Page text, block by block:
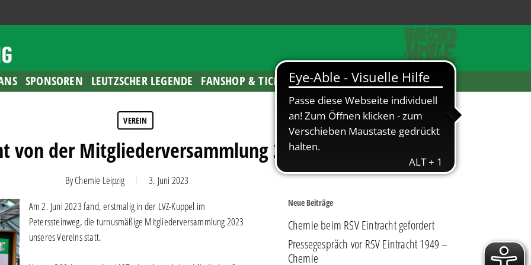
SPONSOREN LEUTZSCHER LEGENDE FANSHOP & TICKETS
VEREIN
von der Mitgliederversammlung 2023
ByChemie Leipzig 3. Juni 2023
Am 2. Juni 2023 fand, erstmalig in der LVZ-Kuppel im
Peterssteinweg, die turnusmäßige Mitgliederversammlung 2023
unseres Vereins statt.
Neue Beiträge
Chemie beim RSV Eintracht gefordert
Pressegespräch vor RSV Eintracht 1949 –
Chemie